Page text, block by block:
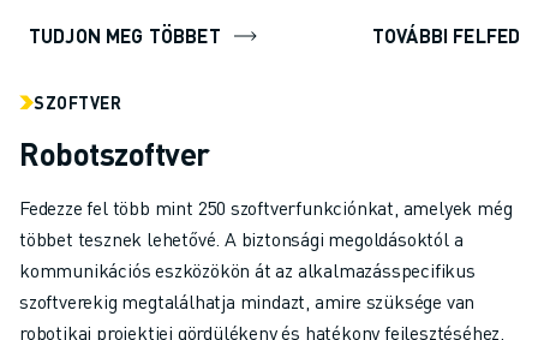
TUDJON MEG TÖBBET
TOVÁBBI
SZOFTVER
Robotszoftver
Fedezze fel több mint 250 szoftverfunkciónkat, amelyek még
többet tesznek lehetővé. A biztonsági megoldásoktól a
kommunikációs eszközökön át az alkalmazásspecifikus
szoftverekig megtalálhatja mindazt, amire szüksége van
robotikai projektjei gördülékeny és hatékony fejlesztéséhez.